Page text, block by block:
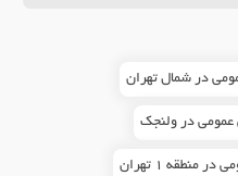
در شمال تهران
عمومی در ولنجک
منطقه 1 تهران